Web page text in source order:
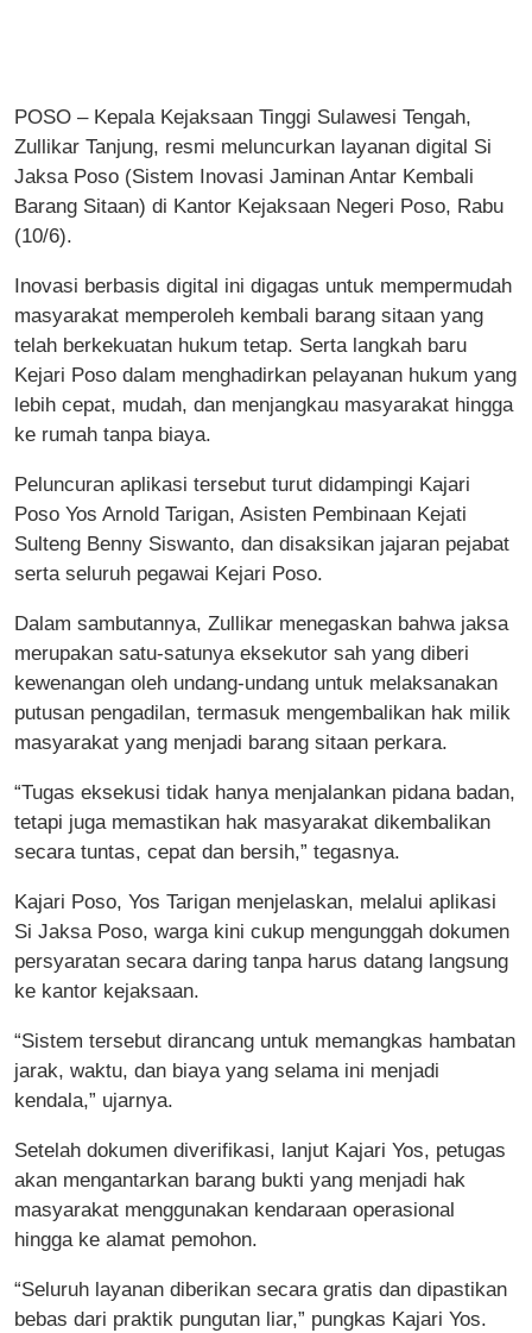
POSO – Kepala Kejaksaan Tinggi Sulawesi Tengah,
Zullikar Tanjung, resmi meluncurkan layanan digital Si
Jaksa Poso (Sistem Inovasi Jaminan Antar Kembali
Barang Sitaan) di Kantor Kejaksaan Negeri Poso, Rabu
(10/6).
Inovasi berbasis digital ini digagas untuk mempermudah
masyarakat memperoleh kembali barang sitaan yang
telah berkekuatan hukum tetap. Serta langkah baru
Kejari Poso dalam menghadirkan pelayanan hukum yang
lebih cepat, mudah, dan menjangkau masyarakat hingga
ke rumah tanpa biaya.
Peluncuran aplikasi tersebut turut didampingi Kajari
Poso Yos Arnold Tarigan, Asisten Pembinaan Kejati
Sulteng Benny Siswanto, dan disaksikan jajaran pejabat
serta seluruh pegawai Kejari Poso.
Dalam sambutannya, Zullikar menegaskan bahwa jaksa
merupakan satu-satunya eksekutor sah yang diberi
kewenangan oleh undang-undang untuk melaksanakan
putusan pengadilan, termasuk mengembalikan hak milik
masyarakat yang menjadi barang sitaan perkara.
“Tugas eksekusi tidak hanya menjalankan pidana badan,
tetapi juga memastikan hak masyarakat dikembalikan
secara tuntas, cepat dan bersih,” tegasnya.
Kajari Poso, Yos Tarigan menjelaskan, melalui aplikasi
Si Jaksa Poso, warga kini cukup mengunggah dokumen
persyaratan secara daring tanpa harus datang langsung
ke kantor kejaksaan.
“Sistem tersebut dirancang untuk memangkas hambatan
jarak, waktu, dan biaya yang selama ini menjadi
kendala,” ujarnya.
Setelah dokumen diverifikasi, lanjut Kajari Yos, petugas
akan mengantarkan barang bukti yang menjadi hak
masyarakat menggunakan kendaraan operasional
hingga ke alamat pemohon.
“Seluruh layanan diberikan secara gratis dan dipastikan
bebas dari praktik pungutan liar,” pungkas Kajari Yos.